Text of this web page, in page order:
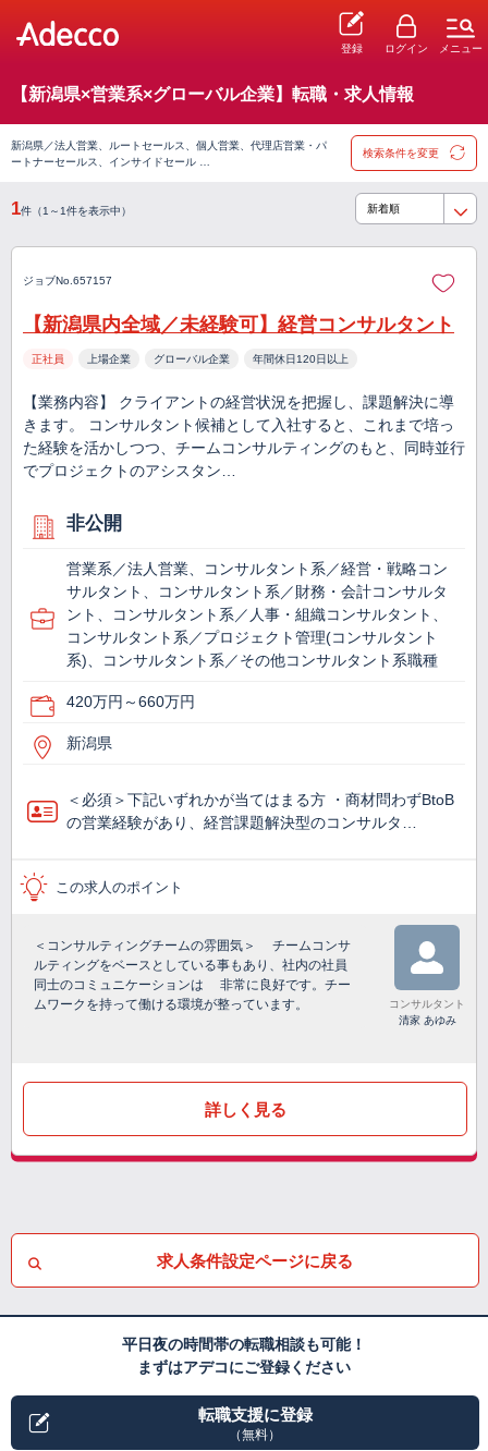
登録 ログイン メニュー
【新潟県×営業系×グローバル企業】転職・求人情報
新潟県／法人営業、ルートセールス、個人営業、代理店営業・パ
ートナーセールス、インサイドセール …
検索条件を変更
1件（1～1件を表示中）
ジョブNo.657157
【新潟県内全域／未経験可】経営コンサルタント
正社員 上場企業 グローバル企業 年間休日120日以上
【業務内容】 クライアントの経営状況を把握し、課題解決に導
きます。 コンサルタント候補として入社すると、これまで培っ
た経験を活かしつつ、チームコンサルティングのもと、同時並行
でプロジェクトのアシスタン…
非公開
営業系／法人営業、コンサルタント系／経営・戦略コン
サルタント、コンサルタント系／財務・会計コンサルタ
ント、コンサルタント系／人事・組織コンサルタント、
コンサルタント系／プロジェクト管理(コンサルタント
系)、コンサルタント系／その他コンサルタント系職種
420万円～660万円
新潟県
＜必須＞下記いずれかが当てはまる方 ・商材問わずBtoB
の営業経験があり、経営課題解決型のコンサルタ…
この求人のポイント
＜コンサルティングチームの雰囲気＞ チームコンサ
ルティングをベースとしている事もあり、社内の社員
同士のコミュニケーションは 非常に良好です。チー
ムワークを持って働ける環境が整っています。
コンサルタント
清家 あゆみ
詳しく見る
求人条件設定ページに戻る
平日夜の時間帯の転職相談も可能！
まずはアデコにご登録ください
転職支援に登録
（無料）